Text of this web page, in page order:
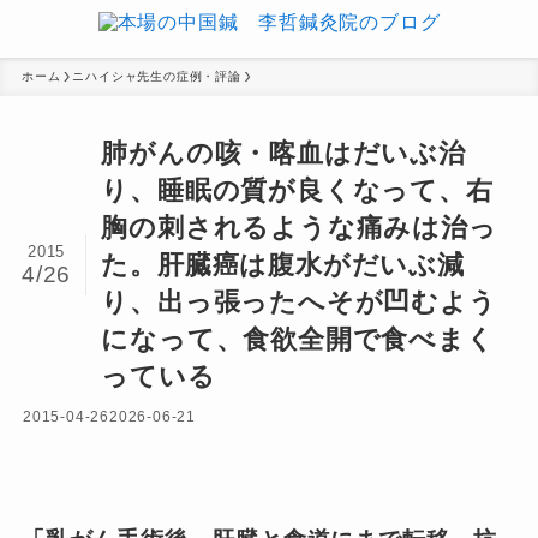
ホーム ニハイシャ先生の症例・評論
肺がんの咳・喀血はだいぶ治
り、睡眠の質が良くなって、右
胸の刺されるような痛みは治っ
た。肝臓癌は腹水がだいぶ減
り、出っ張ったへそが凹むよう
になって、食欲全開で食べまく
っている
2015
4/26
2015-04-262026-06-21